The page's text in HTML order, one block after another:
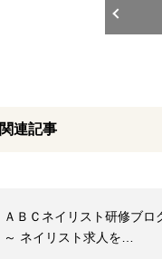
関連記事
ＡＢＣネイリスト研修ブロ
～ ネイリスト求人を…